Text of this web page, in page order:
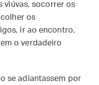
viúvas, socorrer os
os
ir ao encontro,
o verdadeiro
se adiantassem por